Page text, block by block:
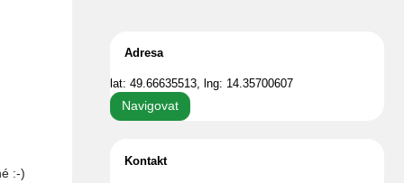
:-)
Adresa
lat: 49.66635513, lng: 14.35700607
Navigovat
Kontakt